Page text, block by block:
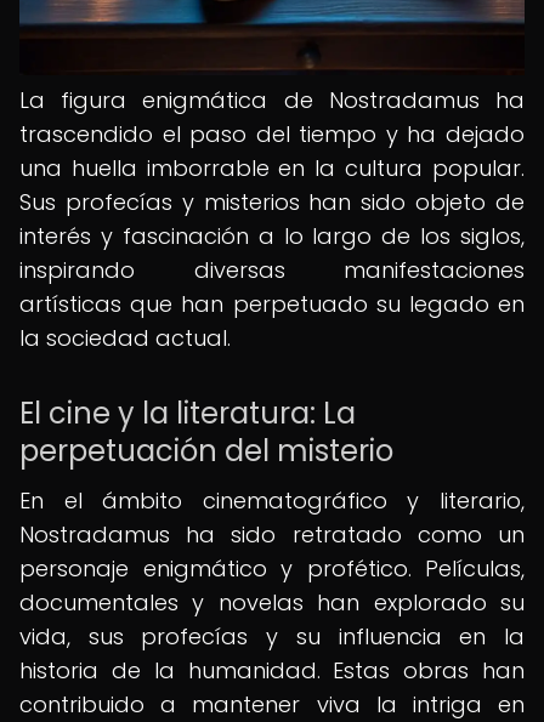
La figura enigmática de Nostradamus ha
trascendido el paso del tiempo y ha dejado
una huella imborrable en la cultura popular.
Sus profecías y misterios han sido objeto de
interés y fascinación a lo largo de los siglos,
inspirando diversas manifestaciones
artísticas que han perpetuado su legado en
la sociedad actual.
El cine y la literatura: La
perpetuación del misterio
En el ámbito cinematográfico y literario,
Nostradamus ha sido retratado como un
personaje enigmático y profético. Películas,
documentales y novelas han explorado su
vida, sus profecías y su influencia en la
historia de la humanidad. Estas obras han
contribuido a mantener viva la intriga en